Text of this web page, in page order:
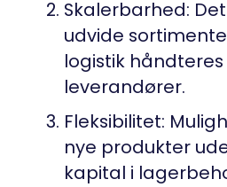
Skalerbarhed:
udvide
logistik
leverandører.
Fleksibilitet:
nye produkter
kapital i